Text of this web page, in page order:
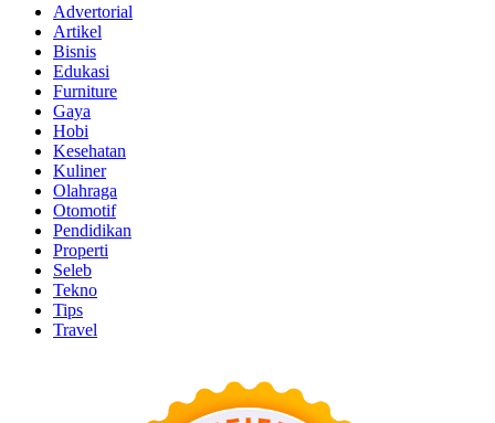
Advertorial
Artikel
Bisnis
Edukasi
Furniture
Gaya
Hobi
Kesehatan
Kuliner
Olahraga
Otomotif
Pendidikan
Properti
Seleb
Tekno
Tips
Travel